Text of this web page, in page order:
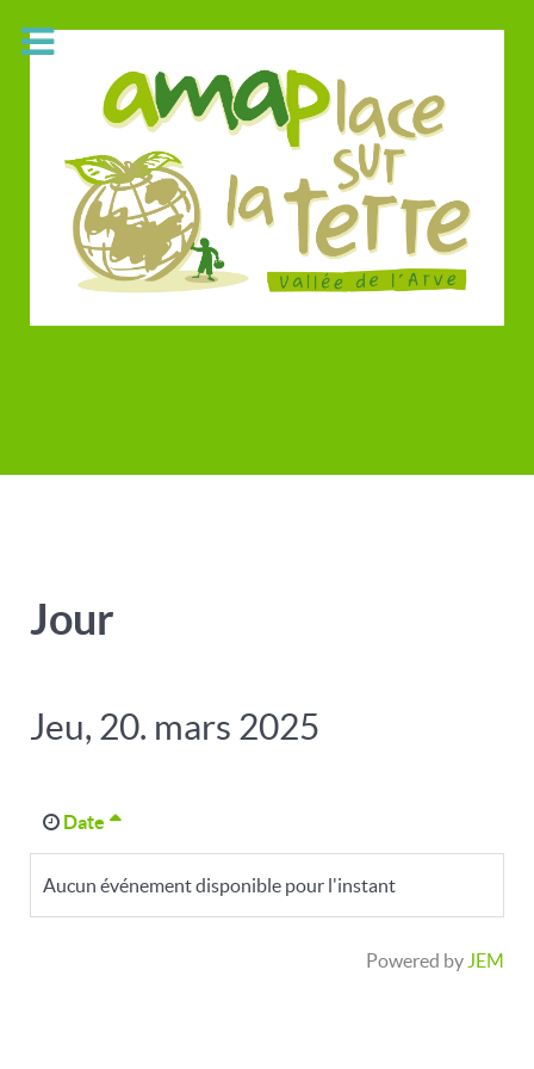
Jour
Jeu, 20. mars 2025
Date
Aucun événement disponible pour l'instant
Powered by JEM